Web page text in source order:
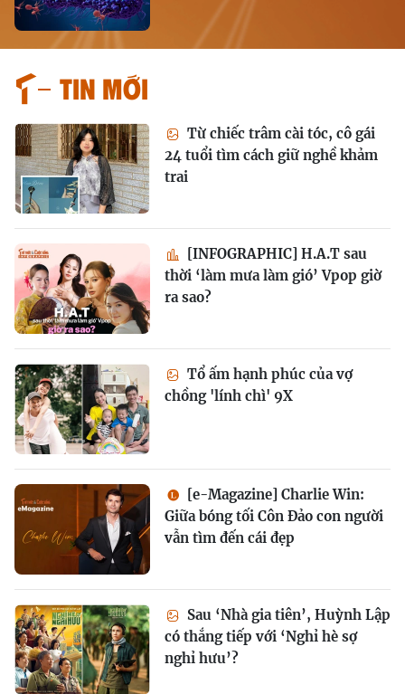
Tin mới
Từ chiếc trâm cài tóc, cô gái
24 tuổi tìm cách giữ nghề khảm
trai
[INFOGRAPHIC] H.A.T sau
thời ‘làm mưa làm gió’ Vpop giờ
ra sao?
Tổ ấm hạnh phúc của vợ
chồng 'lính chì' 9X
[e-Magazine] Charlie Win:
Giữa bóng tối Côn Đảo con người
vẫn tìm đến cái đẹp
Sau ‘Nhà gia tiên’, Huỳnh Lập
có thắng tiếp với ‘Nghỉ hè sợ
nghỉ hưu’?